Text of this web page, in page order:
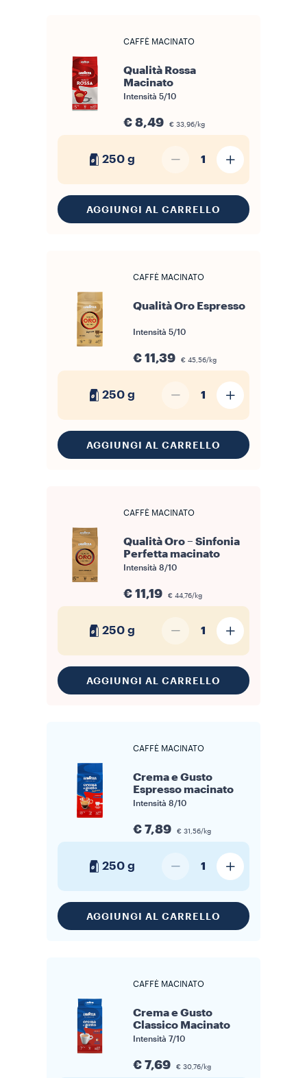
CAFFÈ MACINATO
Qualità Rossa
Macinato
Intensità 5/10
€ 8,49 € 33,96/kg
250 g 1
AGGIUNGI AL CARRELLO
CAFFÈ MACINATO
Qualità Oro Espresso
Intensità 5/10
€ 11,39 € 45,56/kg
250 g 1
AGGIUNGI AL CARRELLO
CAFFÈ MACINATO
Qualità Oro – Sinfonia
Perfetta macinato
Intensità 8/10
€ 11,19 € 44,76/kg
250 g 1
AGGIUNGI AL CARRELLO
CAFFÈ MACINATO
Crema e Gusto
Espresso macinato
Intensità 8/10
€ 7,89 € 31,56/kg
250 g 1
AGGIUNGI AL CARRELLO
CAFFÈ MACINATO
Crema e Gusto
Classico Macinato
Intensità 7/10
€ 7,69 € 30,76/kg